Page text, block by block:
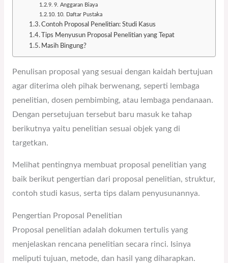
9. Anggaran Biaya
10. Daftar Pustaka
Contoh Proposal Penelitian: Studi Kasus
Tips Menyusun Proposal Penelitian yang Tepat
Masih Bingung?
Penulisan proposal yang sesuai dengan kaidah bertujuan
agar diterima oleh pihak berwenang, seperti lembaga
penelitian, dosen pembimbing, atau lembaga pendanaan.
Dengan persetujuan tersebut baru masuk ke tahap
berikutnya yaitu penelitian sesuai objek yang di
targetkan.
Melihat pentingnya membuat proposal penelitian yang
baik berikut pengertian dari proposal penelitian, struktur,
contoh studi kasus, serta tips dalam penyusunannya.
Pengertian Proposal Penelitian
Proposal penelitian adalah dokumen tertulis yang
menjelaskan rencana penelitian secara rinci. Isinya
meliputi tujuan, metode, dan hasil yang diharapkan.